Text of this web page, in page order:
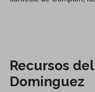
o
d
Recursos
Dominguez